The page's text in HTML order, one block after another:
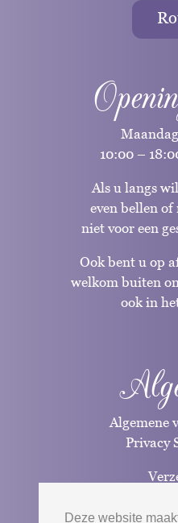
Deze website
10:00 –
Als u langs
even bellen
niet voor een
Ook bent u op
welkom buiten
ook in
Algemene
Privacy